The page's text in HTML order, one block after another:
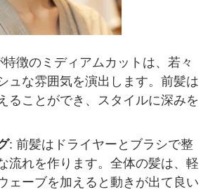
特徴のミディアムカットは、若々
ュな雰囲気を演出します。前髪は
ることができ、スタイルに深みを
: 前髪はドライヤーとブラシで整
流れを作ります。全体の髪は、軽
ェーブを加えると動きが出て良い